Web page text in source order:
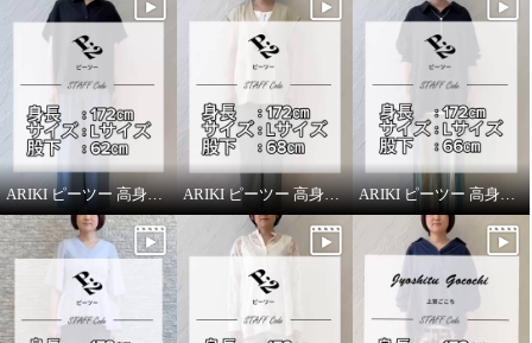
ARIKI ピーツー 高身長スタッフがはいてみました！ ARIKI ピーツー 高身長スタッフがはいてみました！ ARIKI ピーツー 高身長スタッフがはいてみました！